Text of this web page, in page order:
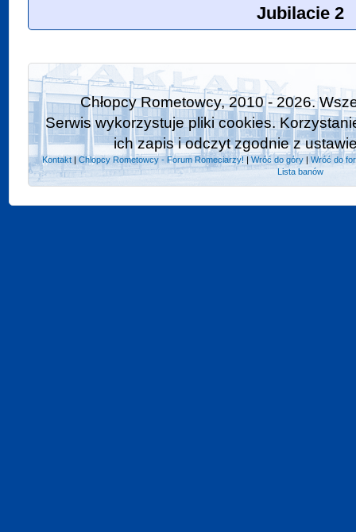
Jubilacie 2
Chłopcy Rometowcy, 2010 - 2026.
Serwis wykorzystuje pliki cookies.
ich zapis i odczyt zgodnie z
Kontakt| Chlopcy Rometowcy - Forum Romeciarzy! |Wróć do góry| Wróć do
Lista banów